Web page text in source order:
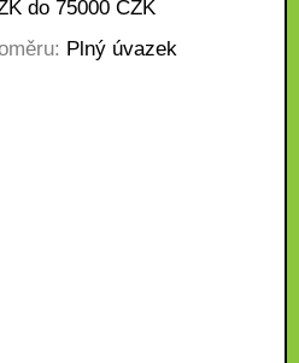
do 75000 CZK
Plný úvazek